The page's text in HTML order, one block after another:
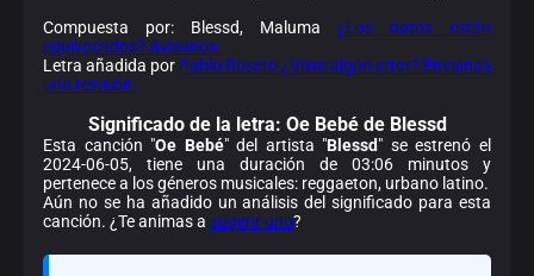
Compuesta por: Blessd, Maluma ¿Los datos están
equivocados? Avísanos.
Letra añadida por Pablo Rosero¿Viste algún error? Envíanos
una revisión.
Significado de la letra: Oe Bebé de Blessd
Esta canción "Oe Bebé" del artista "Blessd" se estrenó el
2024-06-05, tiene una duración de 03:06 minutos y
pertenece a los géneros musicales: reggaeton, urbano latino.
Aún no se ha añadido un análisis del significado para esta
canción. ¿Te animas a sugerir uno?